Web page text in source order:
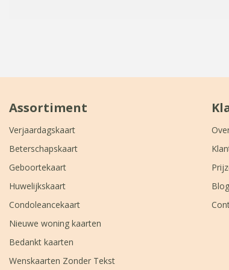
Assortiment
Verjaardagskaart
Beterschapskaart
Geboortekaart
Huwelijkskaart
Condoleancekaart
Nieuwe woning kaarten
Bedankt kaarten
Wenskaarten Zonder Tekst
Blog